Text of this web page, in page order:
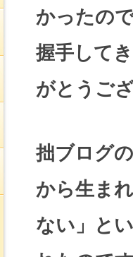
かったの
握手して
がとうご
拙ブログ
から生ま
ない」と